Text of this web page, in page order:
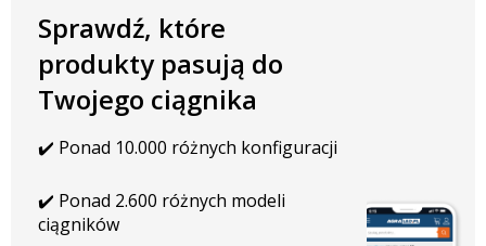
elektronikę przed przegrzaniem. Dzięki wysokiej klasie szczelności
IP67 lampa jest całkowicie pyłoszczelna i odporna na wodę, błoto
oraz wstrząsy. Zastosowanie układu tłumienia zakłóceń EMC
(klasa CISPR 4) eliminuje ryzyko interferencji z radiem, systemem
niezawodnej pracy w każdych warunkach.
Sprawdź, które
produkty pasują do
Twojego ciągnika
✔️ Ponad 10.000 różnych konfiguracji
✔️ Ponad 2.600 różnych modeli
ciągników